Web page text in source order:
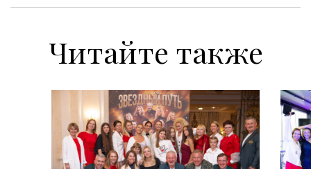
Читайте также